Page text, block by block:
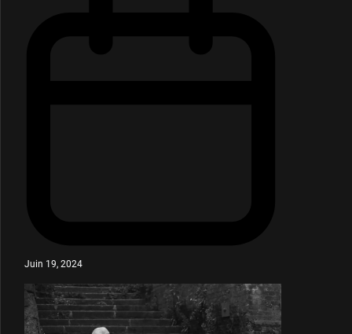
Juin 19, 2024